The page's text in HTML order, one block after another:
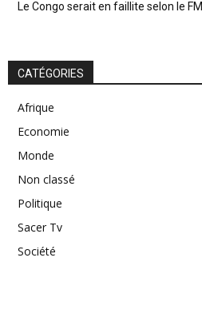
Le Congo serait en faillite selon le FMI
CATÉGORIES
Afrique
Economie
Monde
Non classé
Politique
Sacer Tv
Société